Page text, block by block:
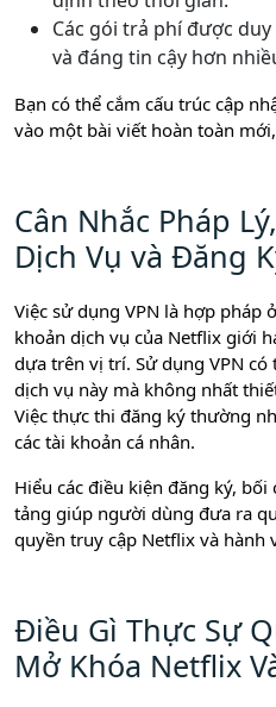
Các gói trả phí được
và đáng tin cậy hơn
Bạn có thể cắm cấu trúc cập
vào một bài viết hoàn toàn
Cân Nhắc Pháp
Dịch Vụ và Đăng
Việc sử dụng VPN là hợp pháp
khoản dịch vụ của Netflix giới
dựa trên vị trí. Sử dụng VPN
dịch vụ này mà không nhất
Việc thực thi đăng ký thường
các tài khoản cá nhân.
Hiểu các điều kiện đăng ký,
tảng giúp người dùng đưa ra
quyền truy cập Netflix và hành
Điều Gì Thực Sự
Mở Khóa Netflix